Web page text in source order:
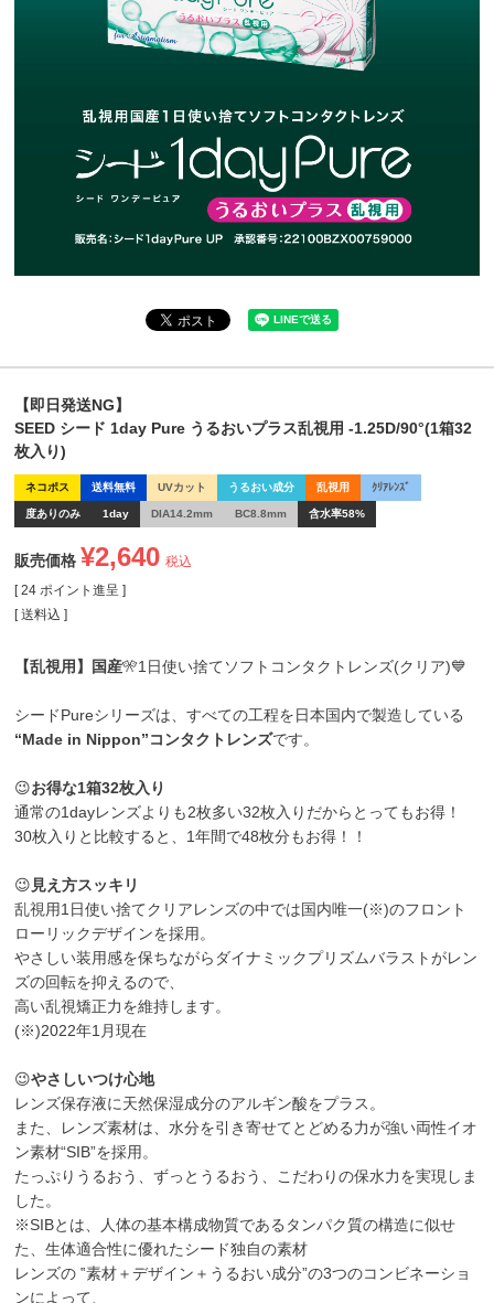
【即日発送NG】
SEED シード 1day Pure うるおいプラス乱視用 -1.25D/90°(1箱32
枚入り)
ネコポス 送料無料 UVカット うるおい成分 乱視用 ｸﾘｱﾚﾝｽﾞ
度ありのみ 1day DIA14.2mm BC8.8mm 含水率58%
販売価格 ¥2,640 税込
[ 24 ポイント進呈 ]
送料込
【乱視用】国産🎌1日使い捨てソフトコンタクトレンズ(クリア)💙
シードPureシリーズは、すべての工程を日本国内で製造している
“Made in Nippon”コンタクトレンズです。
😉お得な1箱32枚入り
通常の1dayレンズよりも2枚多い32枚入りだからとってもお得！
30枚入りと比較すると、1年間で48枚分もお得！！
😉見え方スッキリ
乱視用1日使い捨てクリアレンズの中では国内唯一(※)のフロント
ローリックデザインを採用。
やさしい装用感を保ちながらダイナミックプリズムバラストがレン
ズの回転を抑えるので、
高い乱視矯正力を維持します。
(※)2022年1月現在
😉やさしいつけ心地
レンズ保存液に天然保湿成分のアルギン酸をプラス。
また、レンズ素材は、水分を引き寄せてとどめる力が強い両性イオ
ン素材“SIB”を採用。
たっぷりうるおう、ずっとうるおう、こだわりの保水力を実現しま
した。
※SIBとは、人体の基本構成物質であるタンパク質の構造に似せ
た、生体適合性に優れたシード独自の素材
レンズの ‟素材＋デザイン＋うるおい成分”の3つのコンビネーショ
ンによって、